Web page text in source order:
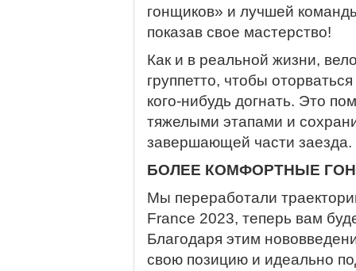
гонщиков» и лучшей
показав свое мастерство!
Как и в реальной жизни,
группетто, чтобы
кого-нибудь догнать. Это
тяжелыми этапами и
завершающей части заезда.
БОЛЕЕ КОМФОРТНЫЕ
Мы переработали
France 2023, теперь вам
Благодаря этим
свою позицию и идеально